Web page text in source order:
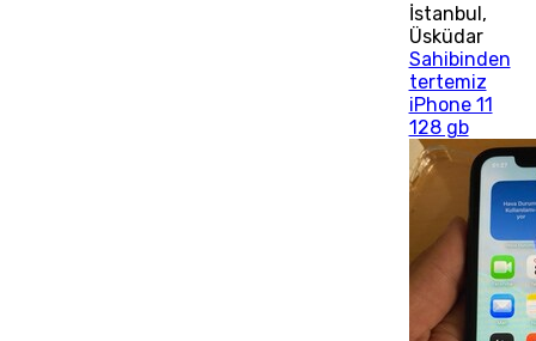
İstanbul,
Üsküdar
Sahibinden
tertemiz
iPhone 11
128 gb